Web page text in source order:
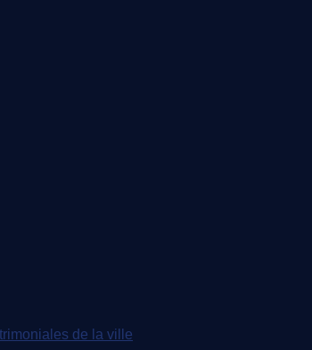
de la ville